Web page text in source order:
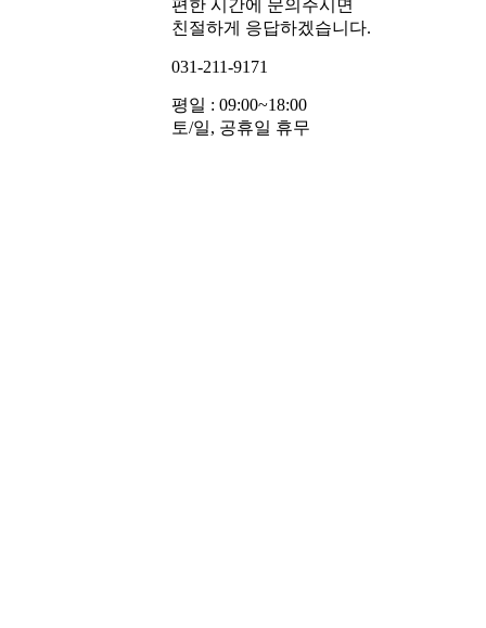
편한 시간에 문의주시면
친절하게 응답하겠습니다.
031-211-9171
평일 : 09:00~18:00
토/일, 공휴일 휴무